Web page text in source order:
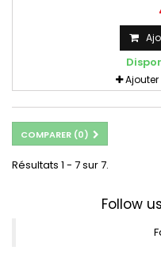
COMPARER (0)
Résultats 1 - 7 sur 7.
Follow